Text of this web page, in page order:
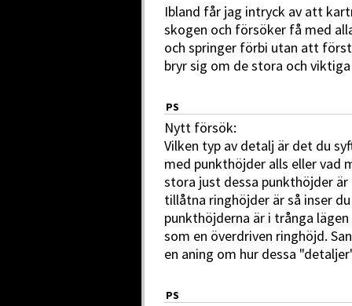
Ibland får jag intryck av att
skogen och försöker få med
och springer förbi utan att
bryr sig om de stora och
PS
Nytt försök:
Vilken typ av detalj är det du
med punkthöjder alls eller vad
stora just dessa punkthöjder
tillåtna ringhöjder är så inser
punkthöjderna är i trånga
som en överdriven ringhöjd.
en aning om hur dessa
PS